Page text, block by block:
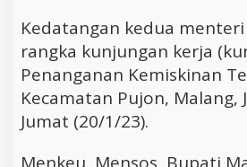
Kedatangan kedua
rangka kunjungan kerja
Penanganan Kemiskinan
Kecamatan Pujon, Malang,
Jumat (20/1/23).